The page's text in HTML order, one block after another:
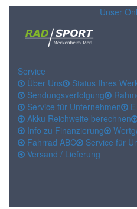
Unser
Service
Über Uns
Status Ihres
Sendungsverfolgung
Service für Unternehmen
Akku Reichweite berechnen
Info zu Finanzierung
Fahrrad ABC
Service für
Versand / Lieferung